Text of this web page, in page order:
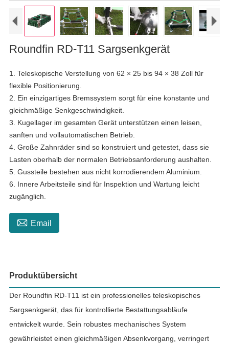
Roundfin RD-T11 Sargsenkgerät
1. Teleskopische Verstellung von 62 × 25 bis 94 × 38 Zoll für
flexible Positionierung.
2. Ein einzigartiges Bremssystem sorgt für eine konstante und
gleichmäßige Senkgeschwindigkeit.
3. Kugellager im gesamten Gerät unterstützen einen leisen,
sanften und vollautomatischen Betrieb.
4. Große Zahnräder sind so konstruiert und getestet, dass sie
Lasten oberhalb der normalen Betriebsanforderung aushalten.
5. Gussteile bestehen aus nicht korrodierendem Aluminium.
6. Innere Arbeitsteile sind für Inspektion und Wartung leicht
zugänglich.
 Email
Produktübersicht
Der Roundfin RD-T11 ist ein professionelles teleskopisches
Sargsenkgerät, das für kontrollierte Bestattungsabläufe
entwickelt wurde. Sein robustes mechanisches System
gewährleistet einen gleichmäßigen Absenkvorgang, verringert